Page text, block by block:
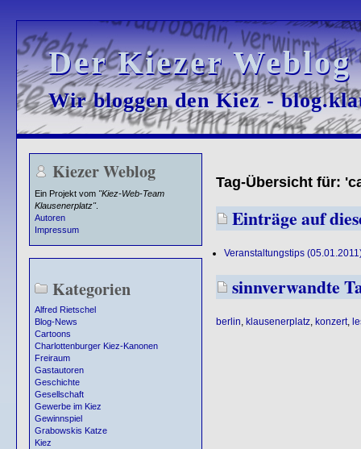
Der Kiezer
Der Kiezer
Wir bloggen den Kiez -
Wir bloggen den Kiez -
Kiezer Weblog
Ein Projekt vom "Kiez-Web-Team
Klausenerplatz".
Autoren
Impressum
Kategorien
Alfred Rietschel
Blog-News
Cartoons
Charlottenburger Kiez-Kanonen
Freiraum
Gastautoren
Geschichte
Gesellschaft
Gewerbe im Kiez
Gewinnspiel
Grabowskis Katze
Kiez
Tag-Übersicht für:
Einträge auf
Veranstaltungstips
sinnverwandte
berlin klausenerplatz, konzert,